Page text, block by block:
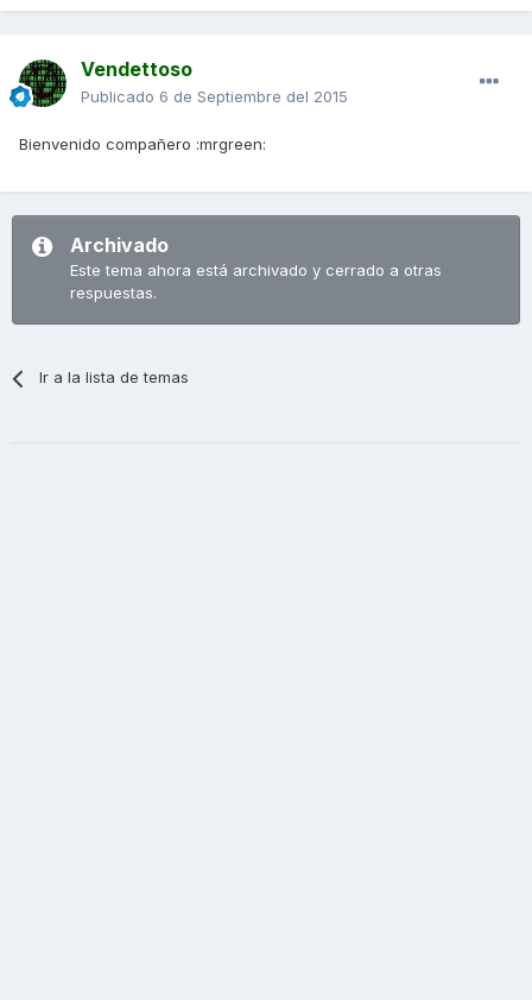
Vendettoso
Publicado 6 de Septiembre del 2015
Bienvenido compañero :mrgreen:
Archivado
Este tema ahora está archivado y cerrado a otras
respuestas.
Ir a la lista de temas